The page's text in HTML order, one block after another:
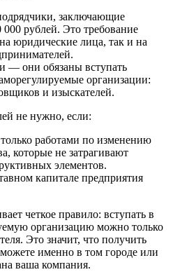
заключающие
000 рублей. Это требование
юридические лица, так и на
— они обязаны вступать
организации:
и изыскателей.
не нужно, если:
работами по изменению
которые не затрагивают
элементов.
капитале предприятия
четкое правило: вступать в
организацию можно только
Это значит, что получить
именно в том городе или
ваша компания.